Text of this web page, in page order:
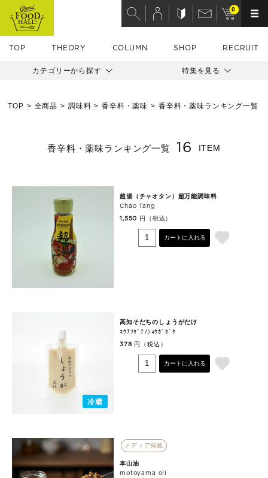
TOP THEORY COLUMN SHOP RECRUIT
0
カテゴリーから探す 特集を見る
TOP 全商品 調味料 香辛料・薬味 香辛料・薬味ランキング一覧
香辛料・薬味ランキング一覧 16 ITEM
超湯（チャオタン）超万能調味料
Chao Tang
1,550 円（税込）
カートに入れる
冷蔵
高知そだちのしょうがだけ
ｺｳﾁｿﾀﾞﾁﾉｼｮｳｶﾞﾀﾞｹ
378 円（税込）
カートに入れる
メディア掲載
本山油
motoyama oil